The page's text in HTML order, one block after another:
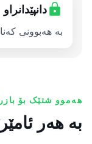
دانپێدانراو
بە هەبوونی
هەموو شتێک بۆ
بە هەر